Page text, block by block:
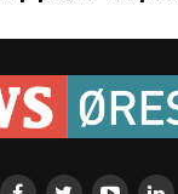
skjuts fram –
vid Kalvebod
från